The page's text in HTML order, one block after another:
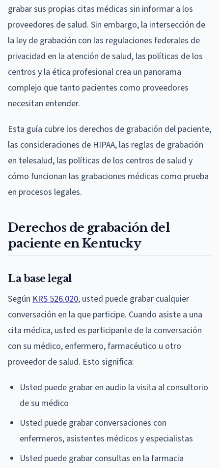
grabar sus propias citas médicas sin informar a los
proveedores de salud. Sin embargo, la intersección de
la ley de grabación con las regulaciones federales de
privacidad en la atención de salud, las políticas de los
centros y la ética profesional crea un panorama
complejo que tanto pacientes como proveedores
necesitan entender.
Esta guía cubre los derechos de grabación del paciente,
las consideraciones de HIPAA, las reglas de grabación
en telesalud, las políticas de los centros de salud y
cómo funcionan las grabaciones médicas como prueba
en procesos legales.
Derechos de grabación del
paciente en Kentucky
La base legal
Según KRS 526.020, usted puede grabar cualquier
conversación en la que participe. Cuando asiste a una
cita médica, usted es participante de la conversación
con su médico, enfermero, farmacéutico u otro
proveedor de salud. Esto significa:
Usted puede grabar en audio la visita al consultorio
de su médico
Usted puede grabar conversaciones con
enfermeros, asistentes médicos y especialistas
Usted puede grabar consultas en la farmacia